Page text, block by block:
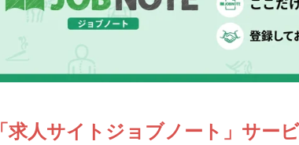
「求人サイトジョブノート」サー